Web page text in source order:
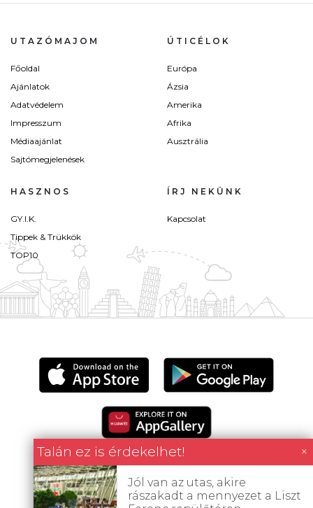
Talán ez is érdekelhet! ×
Jól van az utas, akire
rászakadt a mennyezet a Liszt
UTAZÓMAJOM
Főoldal
Ajánlatok
Adatvédelem
Impresszum
Médiaajánlat
Sajtómegjelenések
ÚTICÉLOK
Európa
Ázsia
Amerika
Afrika
Ausztrália
HASZNOS
GY.I.K.
Tippek & Trükkök
TOP10
ÍRJ NEKÜNK
Kapcsolat
Minden tartalom jogvédett © 2026 Utazómajom.